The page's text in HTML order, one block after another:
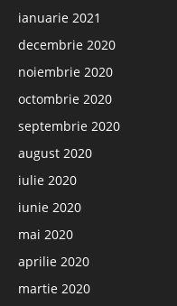
ianuarie 2021
decembrie 2020
noiembrie 2020
octombrie 2020
septembrie 2020
august 2020
iulie 2020
iunie 2020
mai 2020
aprilie 2020
martie 2020